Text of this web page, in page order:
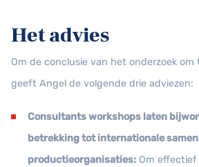
Het advies
Om de conclusie van het onderzoek
geeft Angel de volgende drie adviezen:
Consultants workshops laten
betrekking tot internationale
productieorganisaties: Om effectief